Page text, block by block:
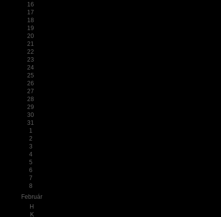
16
17
18
19
20
21
22
23
24
25
26
27
28
29
30
31
1
2
3
4
5
6
7
8
Február
H
K